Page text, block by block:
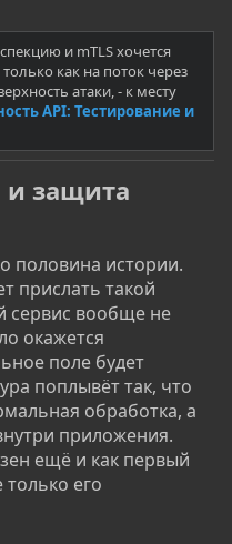
и mTLS хочется
как на поток через
атаки, - к месту
API: Тестирование и
и защита
половина истории.
прислать такой
сервис вообще не
окажется
поле будет
поплывёт так, что
обработка, а
приложения.
ещё и как первый
его